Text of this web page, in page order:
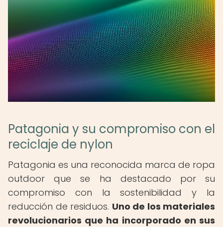
Patagonia y su compromiso con el
reciclaje de nylon
Patagonia es una reconocida marca de ropa
outdoor que se ha destacado por su
compromiso con la sostenibilidad y la
reducción de residuos. Uno de los materiales
revolucionarios que ha incorporado en sus